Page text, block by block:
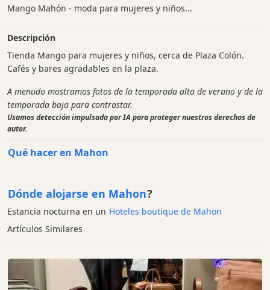
Mango Mahón - moda para mujeres y niños...
Descripción
Tienda Mango para mujeres y niños, cerca de Plaza Colón.
Cafés y bares agradables en la plaza.
A menudo mostramos fotos de la temporada alta de verano y de la
temporada baja para contrastar.
Usamos detección impulsada por IA para proteger nuestros derechos de
autor.
Qué hacer en Mahon
Dónde alojarse en Mahon?
Estancia nocturna en un Hoteles boutique de Mahon
Artículos Similares